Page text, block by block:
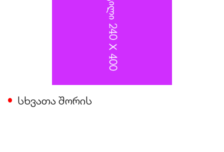
სხვათა შორის